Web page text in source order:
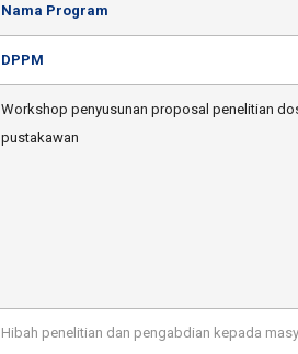
Nama Program
DPPM
Workshop penyusunan proposal penelitian
pustakawan
Hibah penelitian dan pengabdian kepada